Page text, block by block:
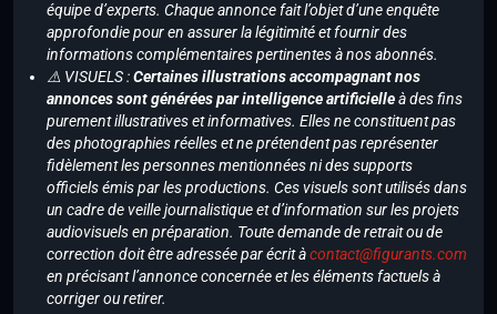
équipe d’experts. Chaque annonce fait l’objet d’une enquête
approfondie pour en assurer la légitimité et fournir des
informations complémentaires pertinentes à nos abonnés.
⚠️ VISUELS :Certaines illustrations accompagnant nos
annonces sont générées par intelligence artificielleà des fins
purement illustratives et informatives. Elles ne constituent pas
des photographies réelles et ne prétendent pas représenter
fidèlement les personnes mentionnées ni des supports
officiels émis par les productions. Ces visuels sont utilisés dans
un cadre de veille journalistique et d’information sur les projets
audiovisuels en préparation. Toute demande de retrait ou de
correction doit être adressée par écrit àcontact@figurants.com
en précisant l’annonce concernée et les éléments factuels à
corriger ou retirer.